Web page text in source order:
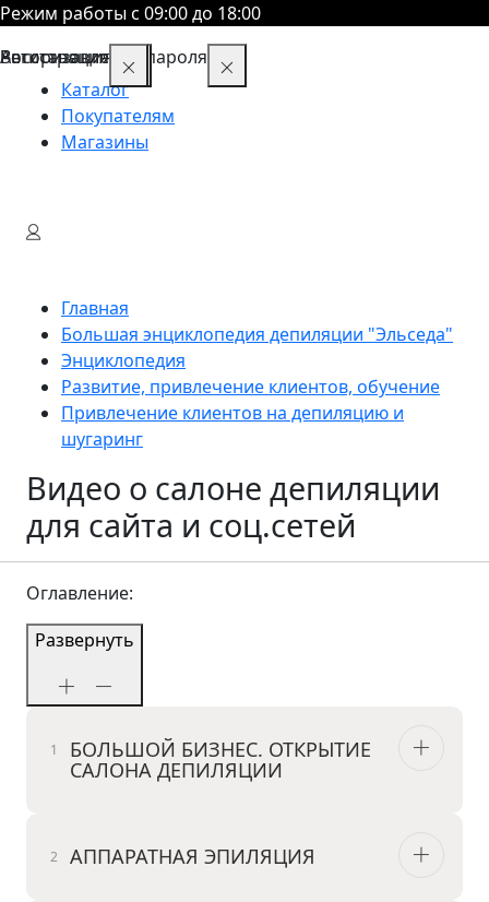
Режим работы с 09:00 до 18:00
Каталог
Покупателям
Магазины
Главная
Большая энциклопедия депиляции "Эльседа"
Энциклопедия
Развитие, привлечение клиентов, обучение
Привлечение клиентов на депиляцию и
шугаринг
Видео о салоне депиляции
для сайта и соц.сетей
Оглавление:
Развернуть
БОЛЬШОЙ БИЗНЕС. ОТКРЫТИЕ
САЛОНА ДЕПИЛЯЦИИ
АППАРАТНАЯ ЭПИЛЯЦИЯ
Восстановление пароля
Авторизация
Регистрация